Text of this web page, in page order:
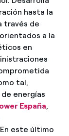
hasta la
través de
a la
en
tal,
energías
España,
este último